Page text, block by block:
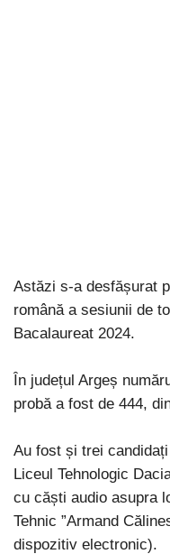
Astăzi s-a desfășurat
română a sesiunii de
Bacalaureat 2024.
În județul Argeș
probă a fost de 444,
Au fost și trei
Liceul Tehnologic
cu căști audio asupra
Tehnic ”Armand
dispozitiv electronic).